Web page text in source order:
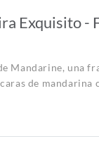
Exquisito -
Mandarine, una
de mandarina